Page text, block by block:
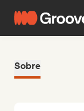
Sobre